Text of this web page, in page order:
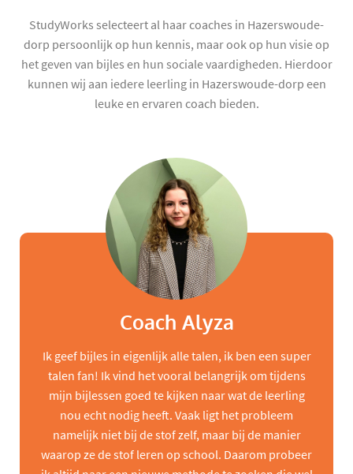
StudyWorks selecteert al haar coaches in Hazerswoude-
dorp persoonlijk op hun kennis, maar ook op hun visie op
het geven van bijles en hun sociale vaardigheden. Hierdoor
kunnen wij aan iedere leerling in Hazerswoude-dorp een
leuke en ervaren coach bieden.
Coach Alyza
Ik geef bijles in eigenlijk alle talen, ik ben een super
talen fan! Ik vind het vooral belangrijk om tijdens
mijn bijlessen goed te kijken naar wat de leerling
nou echt nodig heeft. Vaak ligt het probleem
namelijk niet bij de stof zelf, maar bij de manier
waarop ze de stof leren op school. Daarom probeer